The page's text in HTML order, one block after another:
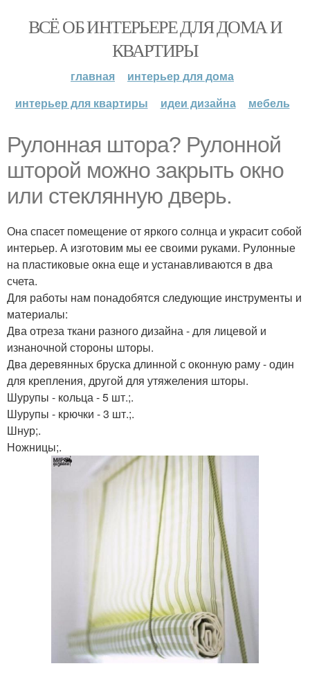
ВСЁ ОБ ИНТЕРЬЕРЕ ДЛЯ ДОМА И
КВАРТИРЫ
главная
интерьер для дома
интерьер для квартиры
идеи дизайна мебель
Рулонная штора? Рулонной
шторой можно закрыть окно
или стеклянную дверь.
Она спасет помещение от яркого солнца и украсит собой
интерьер. А изготовим мы ее своими руками. Рулонные
на пластиковые окна еще и устанавливаются в два
счета.
Для работы нам понадобятся следующие инструменты и
материалы:
Два отреза ткани разного дизайна - для лицевой и
изнаночной стороны шторы.
Два деревянных бруска длинной с оконную раму - один
для крепления, другой для утяжеления шторы.
Шурупы - кольца - 5 шт.;.
Шурупы - крючки - 3 шт.;.
Шнур;.
Ножницы;.